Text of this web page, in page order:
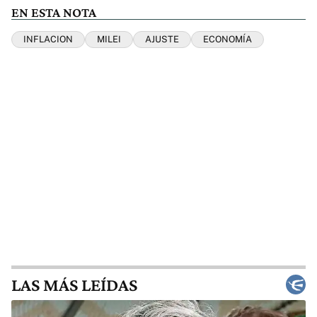
EN ESTA NOTA
INFLACION MILEI AJUSTE ECONOMÍA
LAS MÁS LEÍDAS